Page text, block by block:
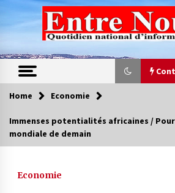
content
Contes de chez nous
Home Economie
Immenses potentialités africaines /
mondiale de demain
Economie